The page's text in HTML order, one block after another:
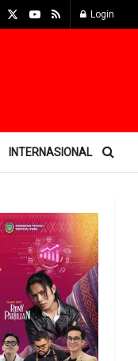
Login
INTERNASIONAL